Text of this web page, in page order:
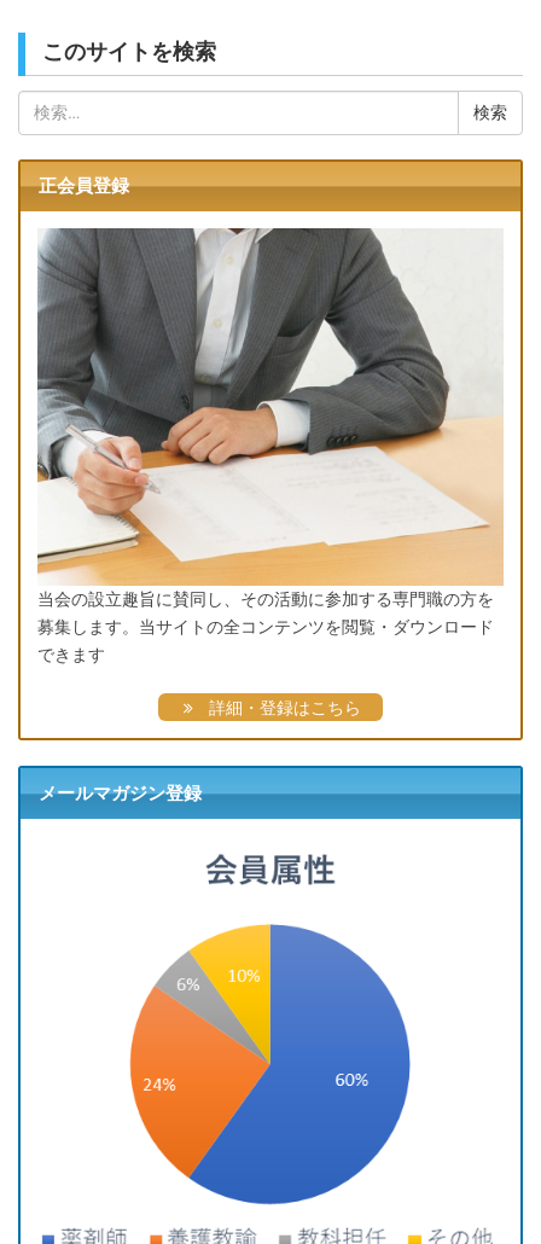
このサイトを検索
索:
正会員登録
当会の設立趣旨に賛同し、その活動に参加する専門職の方を
募集します。当サイトの全コンテンツを閲覧・ダウンロード
できます
詳細・登録はこちら
メールマガジン登録